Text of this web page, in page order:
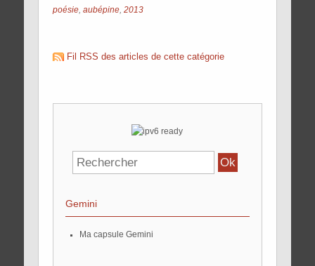
poésie, aubépine, 2013
Fil RSS des articles de cette catégorie
Gemini
Ma capsule Gemini